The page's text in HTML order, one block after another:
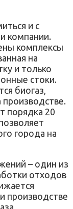
и с
компании.
комплексы
на
и только
стоки.
биогаз,
производстве.
порядка 20
города на
– один из
отходов
производстве